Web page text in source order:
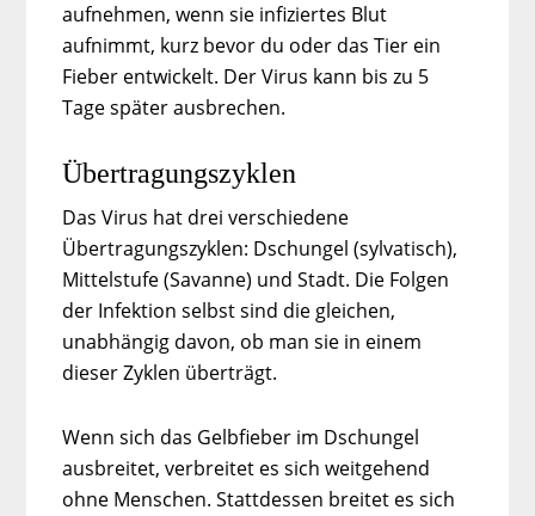
aufnehmen, wenn sie infiziertes Blut
aufnimmt, kurz bevor du oder das Tier ein
Fieber entwickelt. Der Virus kann bis zu 5
Tage später ausbrechen.
Übertragungszyklen
Das Virus hat drei verschiedene
Übertragungszyklen: Dschungel (sylvatisch),
Mittelstufe (Savanne) und Stadt. Die Folgen
der Infektion selbst sind die gleichen,
unabhängig davon, ob man sie in einem
dieser Zyklen überträgt.
Wenn sich das Gelbfieber im Dschungel
ausbreitet, verbreitet es sich weitgehend
ohne Menschen. Stattdessen breitet es sich